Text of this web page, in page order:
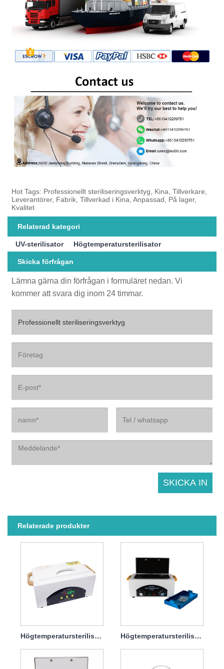
Hot Tags: Professionellt steriliseringsverktyg, Kina, Tillverkare,
Leverantörer, Fabrik, Tillverkad i Kina, Anpassad, På lager,
Kvalitet
Relaterad kategori
UV-sterilisator Högtemperatursterilisator
Skicka förfrågan
Lämna gärna din förfrågan i formuläret nedan. Vi
kommer att svara dig inom 24 timmar.
Relaterade produkter
Högtemperatursterilisatordesinfektionsskåpmaskin för Salon 600w Högtemperatursterilisatordesinfektionsskåp för tandklinik 300w